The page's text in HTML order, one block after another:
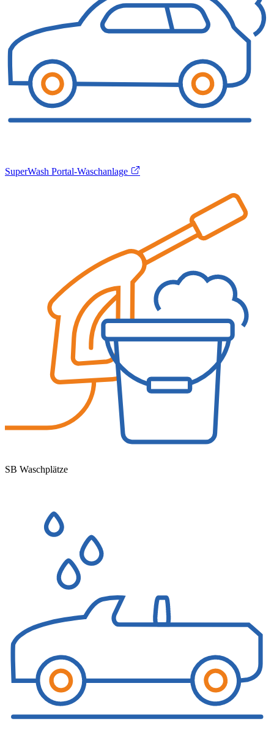
SuperWash Portal-Waschanlage
SB Waschplätze